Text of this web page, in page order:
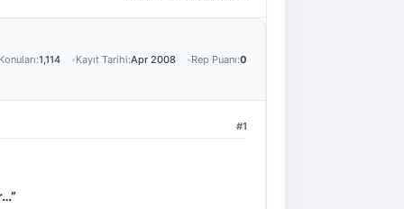
1,114 Kayıt Tarihi:Apr 2008 Rep Puanı:0
#1